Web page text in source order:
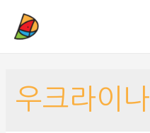
우크라이나